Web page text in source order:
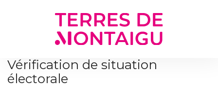
Vérification de situation
électorale